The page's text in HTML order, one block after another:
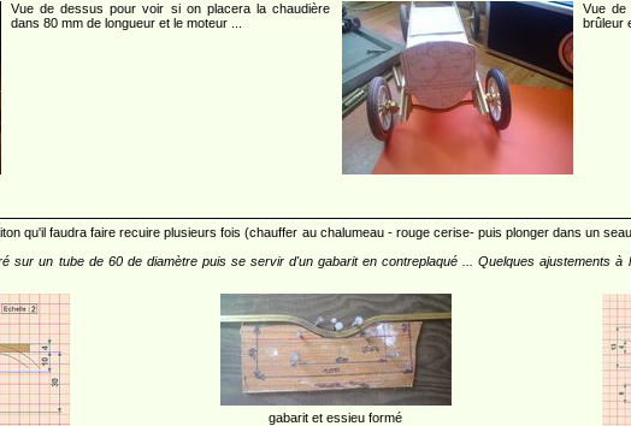
Vue de dessus pour voir si on placera la chaudière
dans 80 mm de longueur et le moteur ...
Vue de
brûleur
qu'il faudra faire recuire plusieurs fois (chauffer au chalumeau - rouge cerise- puis plonger dans un
sur un tube de 60 de diamètre puis se servir d'un gabarit en contreplaqué ... Quelques ajustements
gabarit et essieu formé